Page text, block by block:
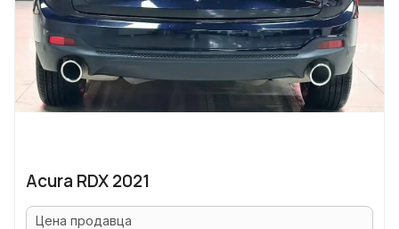
Acura RDX 2021
Цена продавца